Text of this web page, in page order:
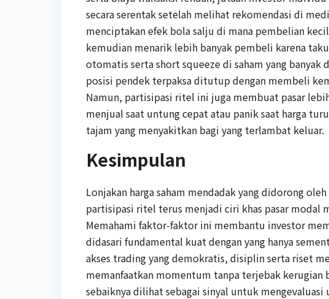
secara serentak setelah melihat rekomendasi di
menciptakan efek bola salju di mana pembelian
kemudian menarik lebih banyak pembeli karena
otomatis serta short squeeze di saham yang
posisi pendek terpaksa ditutup dengan membeli
Namun, partisipasi ritel ini juga membuat pasar
menjual saat untung cepat atau panik saat harga
tajam yang menyakitkan bagi yang terlambat keluar.
Kesimpulan
Lonjakan harga saham mendadak yang didorong
partisipasi ritel terus menjadi ciri khas pasar modal
Memahami faktor-faktor ini membantu investor
didasari fundamental kuat dengan yang hanya
akses trading yang demokratis, disiplin serta riset
memanfaatkan momentum tanpa terjebak kerugian
sebaiknya dilihat sebagai sinyal untuk